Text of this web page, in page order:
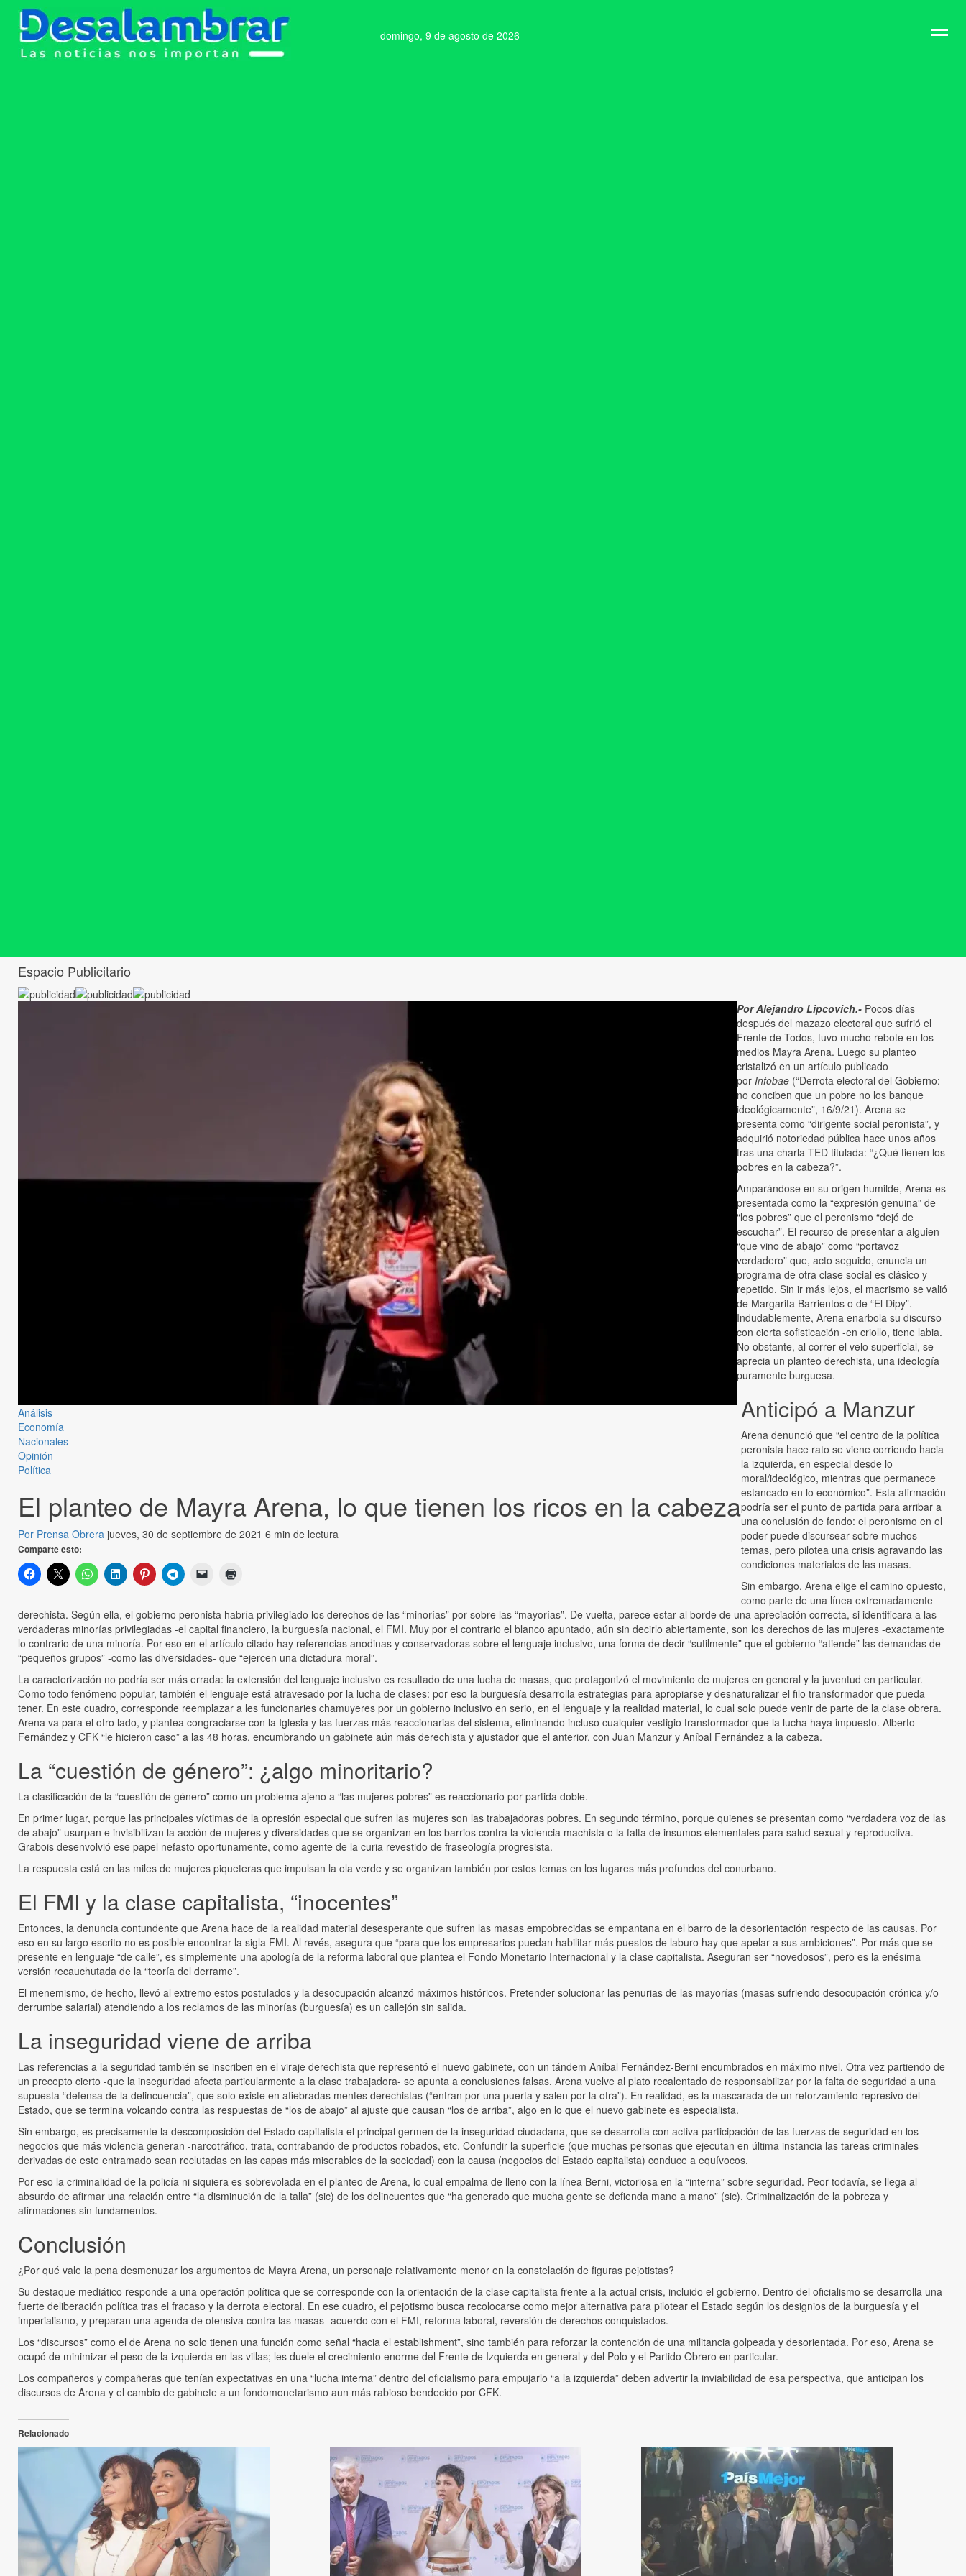
domingo, 9 de agosto de 2026
Espacio Publicitario
Análisis
Economía
Nacionales
Opinión
Política
El planteo de Mayra Arena, lo que tienen los ricos en la cabeza
Por Prensa Obrera jueves, 30 de septiembre de 2021 6 min de lectura
Comparte esto:
Por Alejandro Lipcovich.- Pocos días
después del mazazo electoral que sufrió el
Frente de Todos, tuvo mucho rebote en los
medios Mayra Arena. Luego su planteo
cristalizó en un artículo publicado
por Infobae (“Derrota electoral del Gobierno:
no conciben que un pobre no los banque
ideológicamente”, 16/9/21). Arena se
presenta como “dirigente social peronista”, y
adquirió notoriedad pública hace unos años
tras una charla TED titulada: “¿Qué tienen los
pobres en la cabeza?”.
Amparándose en su origen humilde, Arena es
presentada como la “expresión genuina” de
“los pobres” que el peronismo “dejó de
escuchar”. El recurso de presentar a alguien
“que vino de abajo” como “portavoz
verdadero” que, acto seguido, enuncia un
programa de otra clase social es clásico y
repetido. Sin ir más lejos, el macrismo se valió
de Margarita Barrientos o de “El Dipy”.
Indudablemente, Arena enarbola su discurso
con cierta sofisticación -en criollo, tiene labia.
No obstante, al correr el velo superficial, se
aprecia un planteo derechista, una ideología
puramente burguesa.
Anticipó a Manzur
Arena denunció que “el centro de la política
peronista hace rato se viene corriendo hacia
la izquierda, en especial desde lo
moral/ideológico, mientras que permanece
estancado en lo económico”. Esta afirmación
podría ser el punto de partida para arribar a
una conclusión de fondo: el peronismo en el
poder puede discursear sobre muchos
temas, pero pilotea una crisis agravando las
condiciones materiales de las masas.
Sin embargo, Arena elige el camino opuesto,
como parte de una línea extremadamente
derechista. Según ella, el gobierno peronista habría privilegiado los derechos de las “minorías” por sobre las “mayorías”. De vuelta, parece estar al borde de una apreciación correcta, si identificara a las
verdaderas minorías privilegiadas -el capital financiero, la burguesía nacional, el FMI. Muy por el contrario el blanco apuntado, aún sin decirlo abiertamente, son los derechos de las mujeres -exactamente
lo contrario de una minoría. Por eso en el artículo citado hay referencias anodinas y conservadoras sobre el lenguaje inclusivo, una forma de decir “sutilmente” que el gobierno “atiende” las demandas de
“pequeños grupos” -como las diversidades- que “ejercen una dictadura moral”.
La caracterización no podría ser más errada: la extensión del lenguaje inclusivo es resultado de una lucha de masas, que protagonizó el movimiento de mujeres en general y la juventud en particular.
Como todo fenómeno popular, también el lenguaje está atravesado por la lucha de clases: por eso la burguesía desarrolla estrategias para apropiarse y desnaturalizar el filo transformador que pueda
tener. En este cuadro, corresponde reemplazar a les funcionaries chamuyeres por un gobierno inclusivo en serio, en el lenguaje y la realidad material, lo cual solo puede venir de parte de la clase obrera.
Arena va para el otro lado, y plantea congraciarse con la Iglesia y las fuerzas más reaccionarias del sistema, eliminando incluso cualquier vestigio transformador que la lucha haya impuesto. Alberto
Fernández y CFK “le hicieron caso” a las 48 horas, encumbrando un gabinete aún más derechista y ajustador que el anterior, con Juan Manzur y Aníbal Fernández a la cabeza.
La “cuestión de género”: ¿algo minoritario?
La clasificación de la “cuestión de género” como un problema ajeno a “las mujeres pobres” es reaccionario por partida doble.
En primer lugar, porque las principales víctimas de la opresión especial que sufren las mujeres son las trabajadoras pobres. En segundo término, porque quienes se presentan como “verdadera voz de las
de abajo” usurpan e invisibilizan la acción de mujeres y diversidades que se organizan en los barrios contra la violencia machista o la falta de insumos elementales para salud sexual y reproductiva.
Grabois desenvolvió ese papel nefasto oportunamente, como agente de la curia revestido de fraseología progresista.
La respuesta está en las miles de mujeres piqueteras que impulsan la ola verde y se organizan también por estos temas en los lugares más profundos del conurbano.
El FMI y la clase capitalista, “inocentes”
Entonces, la denuncia contundente que Arena hace de la realidad material desesperante que sufren las masas empobrecidas se empantana en el barro de la desorientación respecto de las causas. Por
eso en su largo escrito no es posible encontrar la sigla FMI. Al revés, asegura que “para que los empresarios puedan habilitar más puestos de laburo hay que apelar a sus ambiciones”. Por más que se
presente en lenguaje “de calle”, es simplemente una apología de la reforma laboral que plantea el Fondo Monetario Internacional y la clase capitalista. Aseguran ser “novedosos”, pero es la enésima
versión recauchutada de la “teoría del derrame”.
El menemismo, de hecho, llevó al extremo estos postulados y la desocupación alcanzó máximos históricos. Pretender solucionar las penurias de las mayorías (masas sufriendo desocupación crónica y/o
derrumbe salarial) atendiendo a los reclamos de las minorías (burguesía) es un callejón sin salida.
La inseguridad viene de arriba
Las referencias a la seguridad también se inscriben en el viraje derechista que representó el nuevo gabinete, con un tándem Aníbal Fernández-Berni encumbrados en máximo nivel. Otra vez partiendo de
un precepto cierto -que la inseguridad afecta particularmente a la clase trabajadora- se apunta a conclusiones falsas. Arena vuelve al plato recalentado de responsabilizar por la falta de seguridad a una
supuesta “defensa de la delincuencia”, que solo existe en afiebradas mentes derechistas (“entran por una puerta y salen por la otra”). En realidad, es la mascarada de un reforzamiento represivo del
Estado, que se termina volcando contra las respuestas de “los de abajo” al ajuste que causan “los de arriba”, algo en lo que el nuevo gabinete es especialista.
Sin embargo, es precisamente la descomposición del Estado capitalista el principal germen de la inseguridad ciudadana, que se desarrolla con activa participación de las fuerzas de seguridad en los
negocios que más violencia generan -narcotráfico, trata, contrabando de productos robados, etc. Confundir la superficie (que muchas personas que ejecutan en última instancia las tareas criminales
derivadas de este entramado sean reclutadas en las capas más miserables de la sociedad) con la causa (negocios del Estado capitalista) conduce a equívocos.
Por eso la criminalidad de la policía ni siquiera es sobrevolada en el planteo de Arena, lo cual empalma de lleno con la línea Berni, victoriosa en la “interna” sobre seguridad. Peor todavía, se llega al
absurdo de afirmar una relación entre “la disminución de la talla” (sic) de los delincuentes que “ha generado que mucha gente se defienda mano a mano” (sic). Criminalización de la pobreza y
afirmaciones sin fundamentos.
Conclusión
¿Por qué vale la pena desmenuzar los argumentos de Mayra Arena, un personaje relativamente menor en la constelación de figuras pejotistas?
Su destaque mediático responde a una operación política que se corresponde con la orientación de la clase capitalista frente a la actual crisis, incluido el gobierno. Dentro del oficialismo se desarrolla una
fuerte deliberación política tras el fracaso y la derrota electoral. En ese cuadro, el pejotismo busca recolocarse como mejor alternativa para pilotear el Estado según los designios de la burguesía y el
imperialismo, y preparan una agenda de ofensiva contra las masas -acuerdo con el FMI, reforma laboral, reversión de derechos conquistados.
Los “discursos” como el de Arena no solo tienen una función como señal “hacia el establishment”, sino también para reforzar la contención de una militancia golpeada y desorientada. Por eso, Arena se
ocupó de minimizar el peso de la izquierda en las villas; les duele el crecimiento enorme del Frente de Izquierda en general y del Polo y el Partido Obrero en particular.
Los compañeros y compañeras que tenían expectativas en una “lucha interna” dentro del oficialismo para empujarlo “a la izquierda” deben advertir la inviabilidad de esa perspectiva, que anticipan los
discursos de Arena y el cambio de gabinete a un fondomonetarismo aun más rabioso bendecido por CFK.
Relacionado